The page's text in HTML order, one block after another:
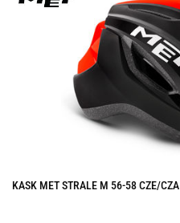
KASK MET STRALE M 56-58 CZE/CZA